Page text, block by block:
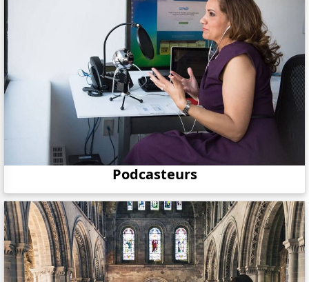
Podcasteurs